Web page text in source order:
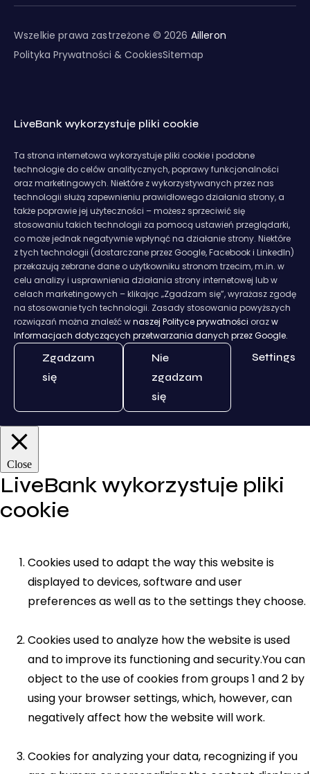
Wszelkie prawa zastrzeżone © 2026 Ailleron
Polityka Prywatności & CookiesSitemap
LiveBank wykorzystuje pliki cookie
Ta strona internetowa wykorzystuje pliki cookie i podobne
technologie do celów analitycznych, poprawy funkcjonalności
oraz marketingowych. Niektóre z wykorzystywanych przez nas
technologii służą zapewnieniu prawidłowego działania strony, a
także poprawie jej użyteczności – możesz sprzeciwić się
stosowaniu takich technologii za pomocą ustawień przeglądarki,
co może jednak negatywnie wpłynąć na działanie strony. Niektóre
z tych technologii (dostarczane przez Google, Facebook i LinkedIn)
przekazują zebrane dane o użytkowniku stronom trzecim, m.in. w
celu analizy i usprawnienia działania strony internetowej lub w
celach marketingowych – klikając „Zgadzam się”, wyrażasz zgodę
na stosowanie tych technologii. Zasady stosowania powyższych
rozwiązań można znaleźć wnaszej Polityce prywatności orazw
Informacjach dotyczących przetwarzania danych przez Google.
Zgadzam
się
Nie
zgadzam
się
Settings
Close
LiveBank wykorzystuje pliki
cookie
Cookies used to adapt the way this website is
displayed to devices, software and user
preferences as well as to the settings they choose.
Cookies used to analyze how the website is used
and to improve its functioning and security.You can
object to the use of cookies from groups 1 and 2 by
using your browser settings, which, however, can
negatively affect how the website will work.
Cookies for analyzing your data, recognizing if you